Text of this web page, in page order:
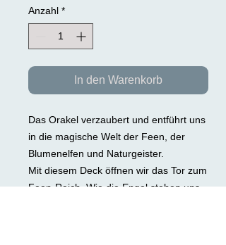
Anzahl *
In den Warenkorb
Das Orakel verzaubert und entführt uns
in die magische Welt der Feen, der
Blumenelfen und Naturgeister.
Mit diesem Deck öffnen wir das Tor zum
Feen-Reich. Wie die Engel stehen uns